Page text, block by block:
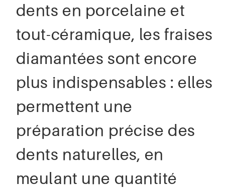
dents en porcelaine et
tout-céramique, les fraises
diamantées sont encore
plus indispensables : elles
permettent une
préparation précise des
dents naturelles, en
meulant une quantité